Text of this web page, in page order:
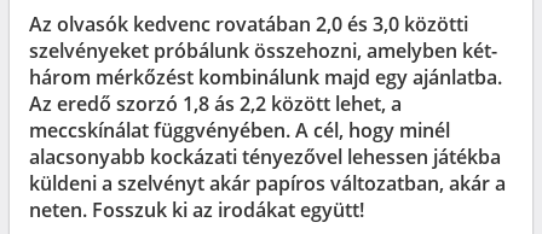
Az olvasók kedvenc rovatában 2,0 és 3,0 közötti
szelvényeket próbálunk összehozni, amelyben két-
három mérkőzést kombinálunk majd egy ajánlatba.
Az eredő szorzó 1,8 ás 2,2 között lehet, a
meccskínálat függvényében. A cél, hogy minél
alacsonyabb kockázati tényezővel lehessen játékba
küldeni a szelvényt akár papíros változatban, akár a
neten. Fosszuk ki az irodákat együtt!